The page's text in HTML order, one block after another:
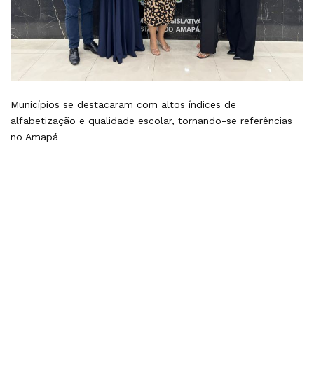
Municípios se destacaram com altos índices de
alfabetização e qualidade escolar, tornando-se referências
no Amapá